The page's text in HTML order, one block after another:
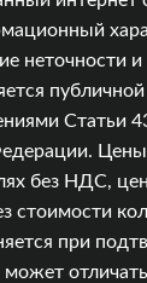
неточности
Статьи
без НДС,
стоимости
при